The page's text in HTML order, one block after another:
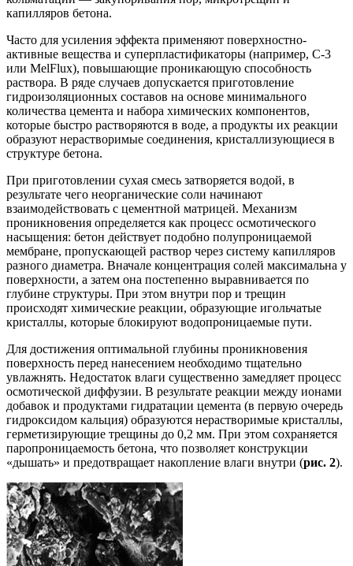
капилляров бетона.
Часто для усиления эффекта применяют поверхностно-
активные вещества и суперпластификаторы (например, С-3
или MelFlux), повышающие проникающую способность
раствора. В ряде случаев допускается приготовление
гидроизоляционных составов на основе минимального
количества цемента и набора химических компонентов,
которые быстро растворяются в воде, а продукты их реакции
образуют нерастворимые соединения, кристаллизующиеся в
структуре бетона.
При приготовлении сухая смесь затворяется водой, в
результате чего неорганические соли начинают
взаимодействовать с цементной матрицей. Механизм
проникновения определяется как процесс осмотического
насыщения: бетон действует подобно полупроницаемой
мембране, пропускающей раствор через систему капилляров
разного диаметра. Вначале концентрация солей максимальна у
поверхности, а затем она постепенно выравнивается по
глубине структуры. При этом внутри пор и трещин
происходят химические реакции, образующие игольчатые
кристаллы, которые блокируют водопроницаемые пути.
Для достижения оптимальной глубины проникновения
поверхность перед нанесением необходимо тщательно
увлажнять. Недостаток влаги существенно замедляет процесс
осмотической диффузии. В результате реакции между ионами
добавок и продуктами гидратации цемента (в первую очередь
гидроксидом кальция) образуются нерастворимые кристаллы,
герметизирующие трещины до 0,2 мм. При этом сохраняется
паропроницаемость бетона, что позволяет конструкции
«дышать» и предотвращает накопление влаги внутри (рис. 2).